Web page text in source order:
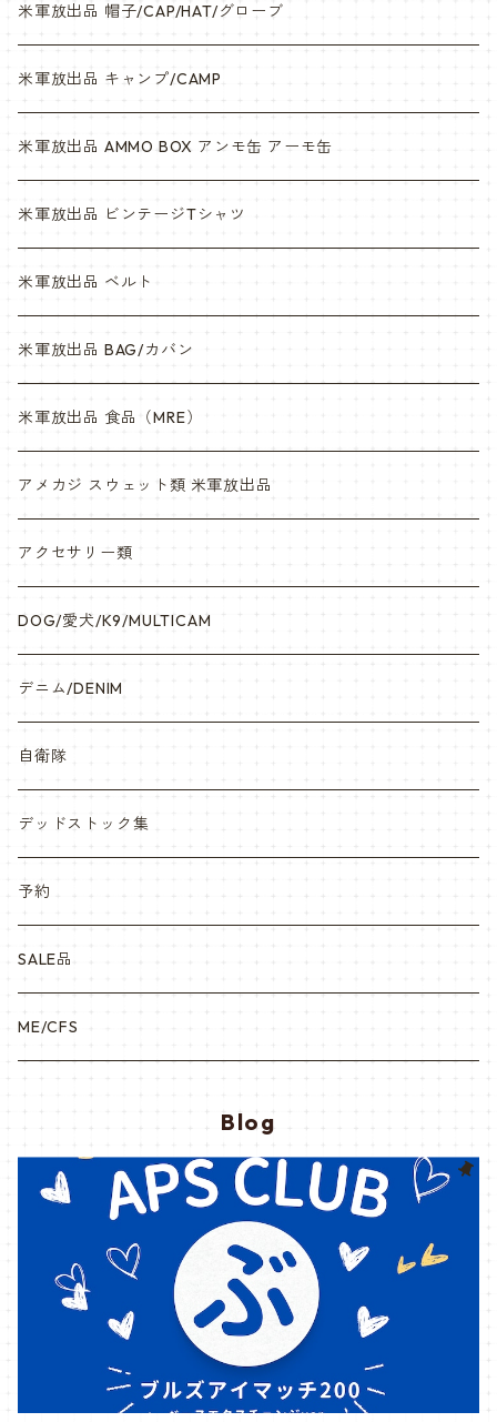
米軍放出品 帽子/CAP/HAT/グローブ
米軍放出品 キャンプ/CAMP
米軍放出品 AMMO BOX アンモ缶 アーモ缶
米軍放出品 ビンテージTシャツ
米軍放出品 ベルト
米軍放出品 BAG/カバン
米軍放出品 食品（MRE）
アメカジ スウェット類 米軍放出品
アクセサリー類
DOG/愛犬/K9/MULTICAM
デニム/DENIM
自衛隊
デッドストック集
予約
SALE品
ME/CFS
Blog